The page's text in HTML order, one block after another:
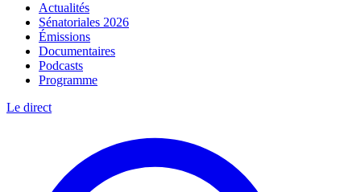
Actualités
Sénatoriales 2026
Émissions
Documentaires
Podcasts
Programme
Le direct